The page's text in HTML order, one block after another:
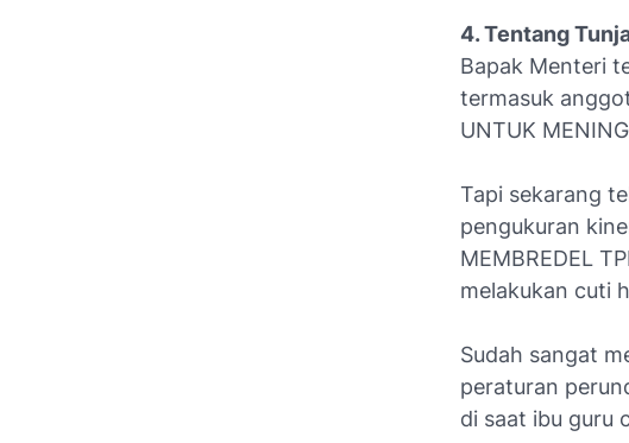
4. Tentang
Bapak Menteri
termasuk
UNTUK
Tapi sekarang
pengukuran
MEMBREDEL
melakukan cuti
Sudah sangat
peraturan
di saat ibu guru